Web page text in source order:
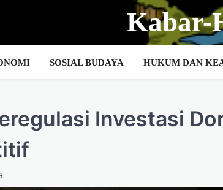
Kabar-
SOSIAL BUDAYA HUKUM DAN
Investasi